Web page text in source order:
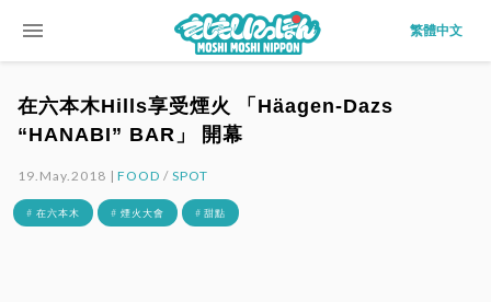
menu 繁體中文
在六本木Hills享受煙火 「Häagen-Dazs
“HANABI” BAR」 開幕
19.May.2018 |FOOD /SPOT
# 在六本木 # 煙火大會 # 甜點